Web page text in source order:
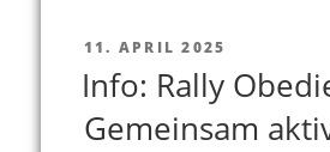
VERÖFFENTLICHT
AM
11. APRIL 2025
Info: Rally
Gemeinsam